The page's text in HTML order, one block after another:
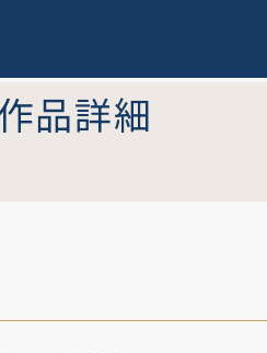
品詳細